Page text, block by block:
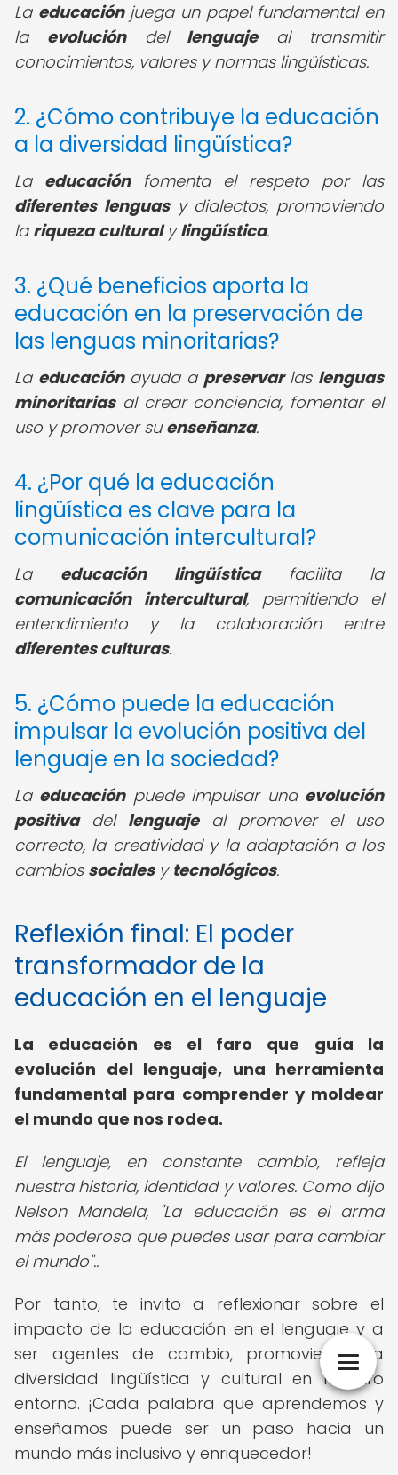
La educaciónjuega un papel fundamental en
la evolucióndel lenguajeal transmitir
conocimientos, valores y normas lingüísticas.
2. ¿Cómo contribuye la educación
a la diversidad lingüística?
La educaciónfomenta el respeto por las
diferentes lenguasy dialectos, promoviendo
la riqueza culturalylingüística.
3. ¿Qué beneficios aporta la
educación en la preservación de
las lenguas minoritarias?
La educaciónayuda a preservarlas lenguas
minoritariasal crear conciencia, fomentar el
uso y promover suenseñanza.
4. ¿Por qué la educación
lingüística es clave para la
comunicación intercultural?
La educación lingüísticafacilita la
comunicación intercultural, permitiendo el
entendimiento y la colaboración entre
diferentes culturas.
5. ¿Cómo puede la educación
impulsar la evolución positiva del
lenguaje en la sociedad?
La educaciónpuede impulsar una evolución
positivadel lenguajeal promover el uso
correcto, la creatividad y la adaptación a los
cambios socialesy tecnológicos.
Reflexión final: El poder
transformador de la
educación en el lenguaje
La educación es el faro que guía la
evolución del lenguaje, una herramienta
fundamental para comprender y moldear
el mundo que nos rodea.
El lenguaje, en constante cambio, refleja
nuestra historia, identidad y valores. Como dijo
Nelson Mandela, "La educación es el arma
más poderosa que puedes usar para cambiar
el mundo"..
Por tanto, te invito a reflexionar sobre el
impacto de la educación en el lenguaje y a
ser agentes de cambio, promoviendo la
diversidad lingüística y cultural en nuestro
entorno. ¡Cada palabra que aprendemos y
enseñamos puede ser un paso hacia un
mundo más inclusivo y enriquecedor!